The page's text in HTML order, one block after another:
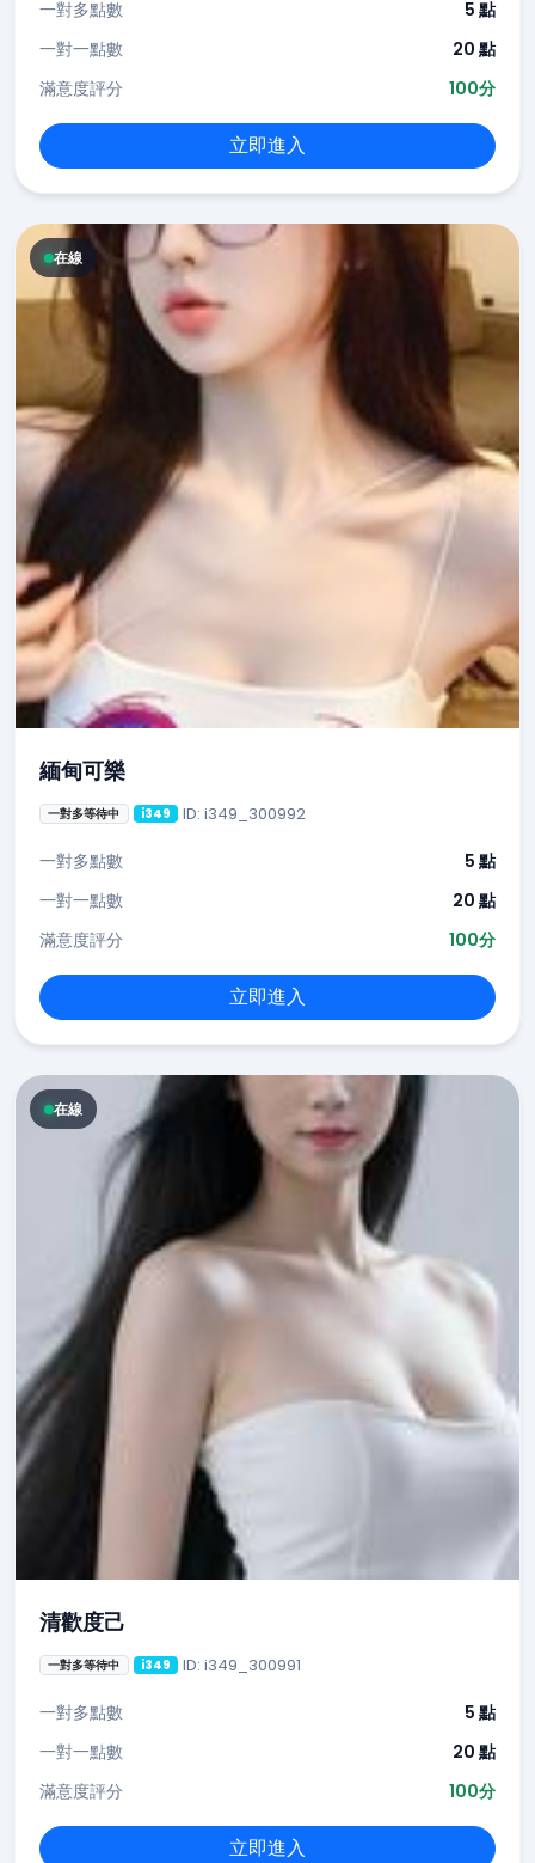
一對多點數
5 點
一對一點數
20 點
滿意度評分
100分
立即進入
在線
緬甸可樂
一對多等待中 i349 ID: i349_300992
一對多點數
5 點
一對一點數
20 點
滿意度評分
100分
立即進入
在線
清歡度己
一對多等待中 i349 ID: i349_300991
一對多點數
5 點
一對一點數
20 點
滿意度評分
100分
立即進入